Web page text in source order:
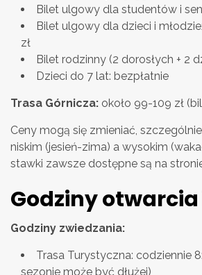
Bilet ulgowy dla studentów i
Bilet ulgowy dla dzieci i
zł
Bilet rodzinny (2 dorosłych + 2
Dzieci do 7 lat: bezpłatnie
Trasa Górnicza: około 99-109 zł
Ceny mogą się zmieniać,
niskim (jesień-zima) a wysokim
stawki zawsze dostępne są na
Godziny
Godziny zwiedzania:
Trasa Turystyczna: codziennie
sezonie może być dłużej)